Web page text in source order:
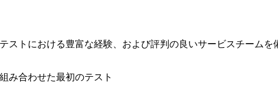
ストにおける豊富な経験、および評判の良いサービスチームを
み合わせた最初のテスト